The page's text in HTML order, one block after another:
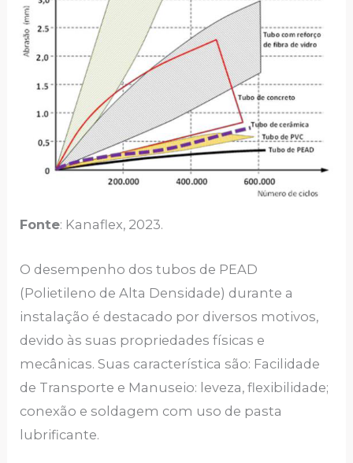
Fonte: Kanaflex, 2023.
O desempenho dos tubos de PEAD
(Polietileno de Alta Densidade) durante a
instalação é destacado por diversos motivos,
devido às suas propriedades físicas e
mecânicas. Suas característica são: Facilidade
de Transporte e Manuseio: leveza, flexibilidade;
conexão e soldagem com uso de pasta
lubrificante.